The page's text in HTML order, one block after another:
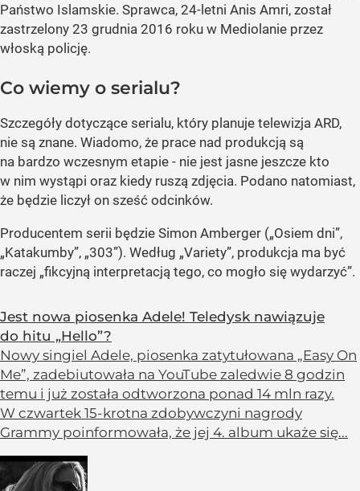
Państwo Islamskie. Sprawca, 24-letni Anis Amri, został
zastrzelony 23 grudnia 2016 roku w Mediolanie przez
włoską policję.
Co wiemy o serialu?
Szczegóły dotyczące serialu, który planuje telewizja ARD,
nie są znane. Wiadomo, że prace nad produkcją są
na bardzo wczesnym etapie - nie jest jasne jeszcze kto
w nim wystąpi oraz kiedy ruszą zdjęcia. Podano natomiast,
że będzie liczył on sześć odcinków.
Producentem serii będzie Simon Amberger („Osiem dni”,
„Katakumby”, „303”). Według „Variety”, produkcja ma być
raczej „fikcyjną interpretacją tego, co mogło się wydarzyć”.
Jest nowa piosenka Adele! Teledysk nawiązuje
do hitu „Hello”?
Nowy singiel Adele, piosenka zatytułowana „Easy On
Me”, zadebiutowała na YouTube zaledwie 8 godzin
temu i już została odtworzona ponad 14 mln razy.
W czwartek 15-krotna zdobywczyni nagrody
Grammy poinformowała, że jej 4. album ukaże się...